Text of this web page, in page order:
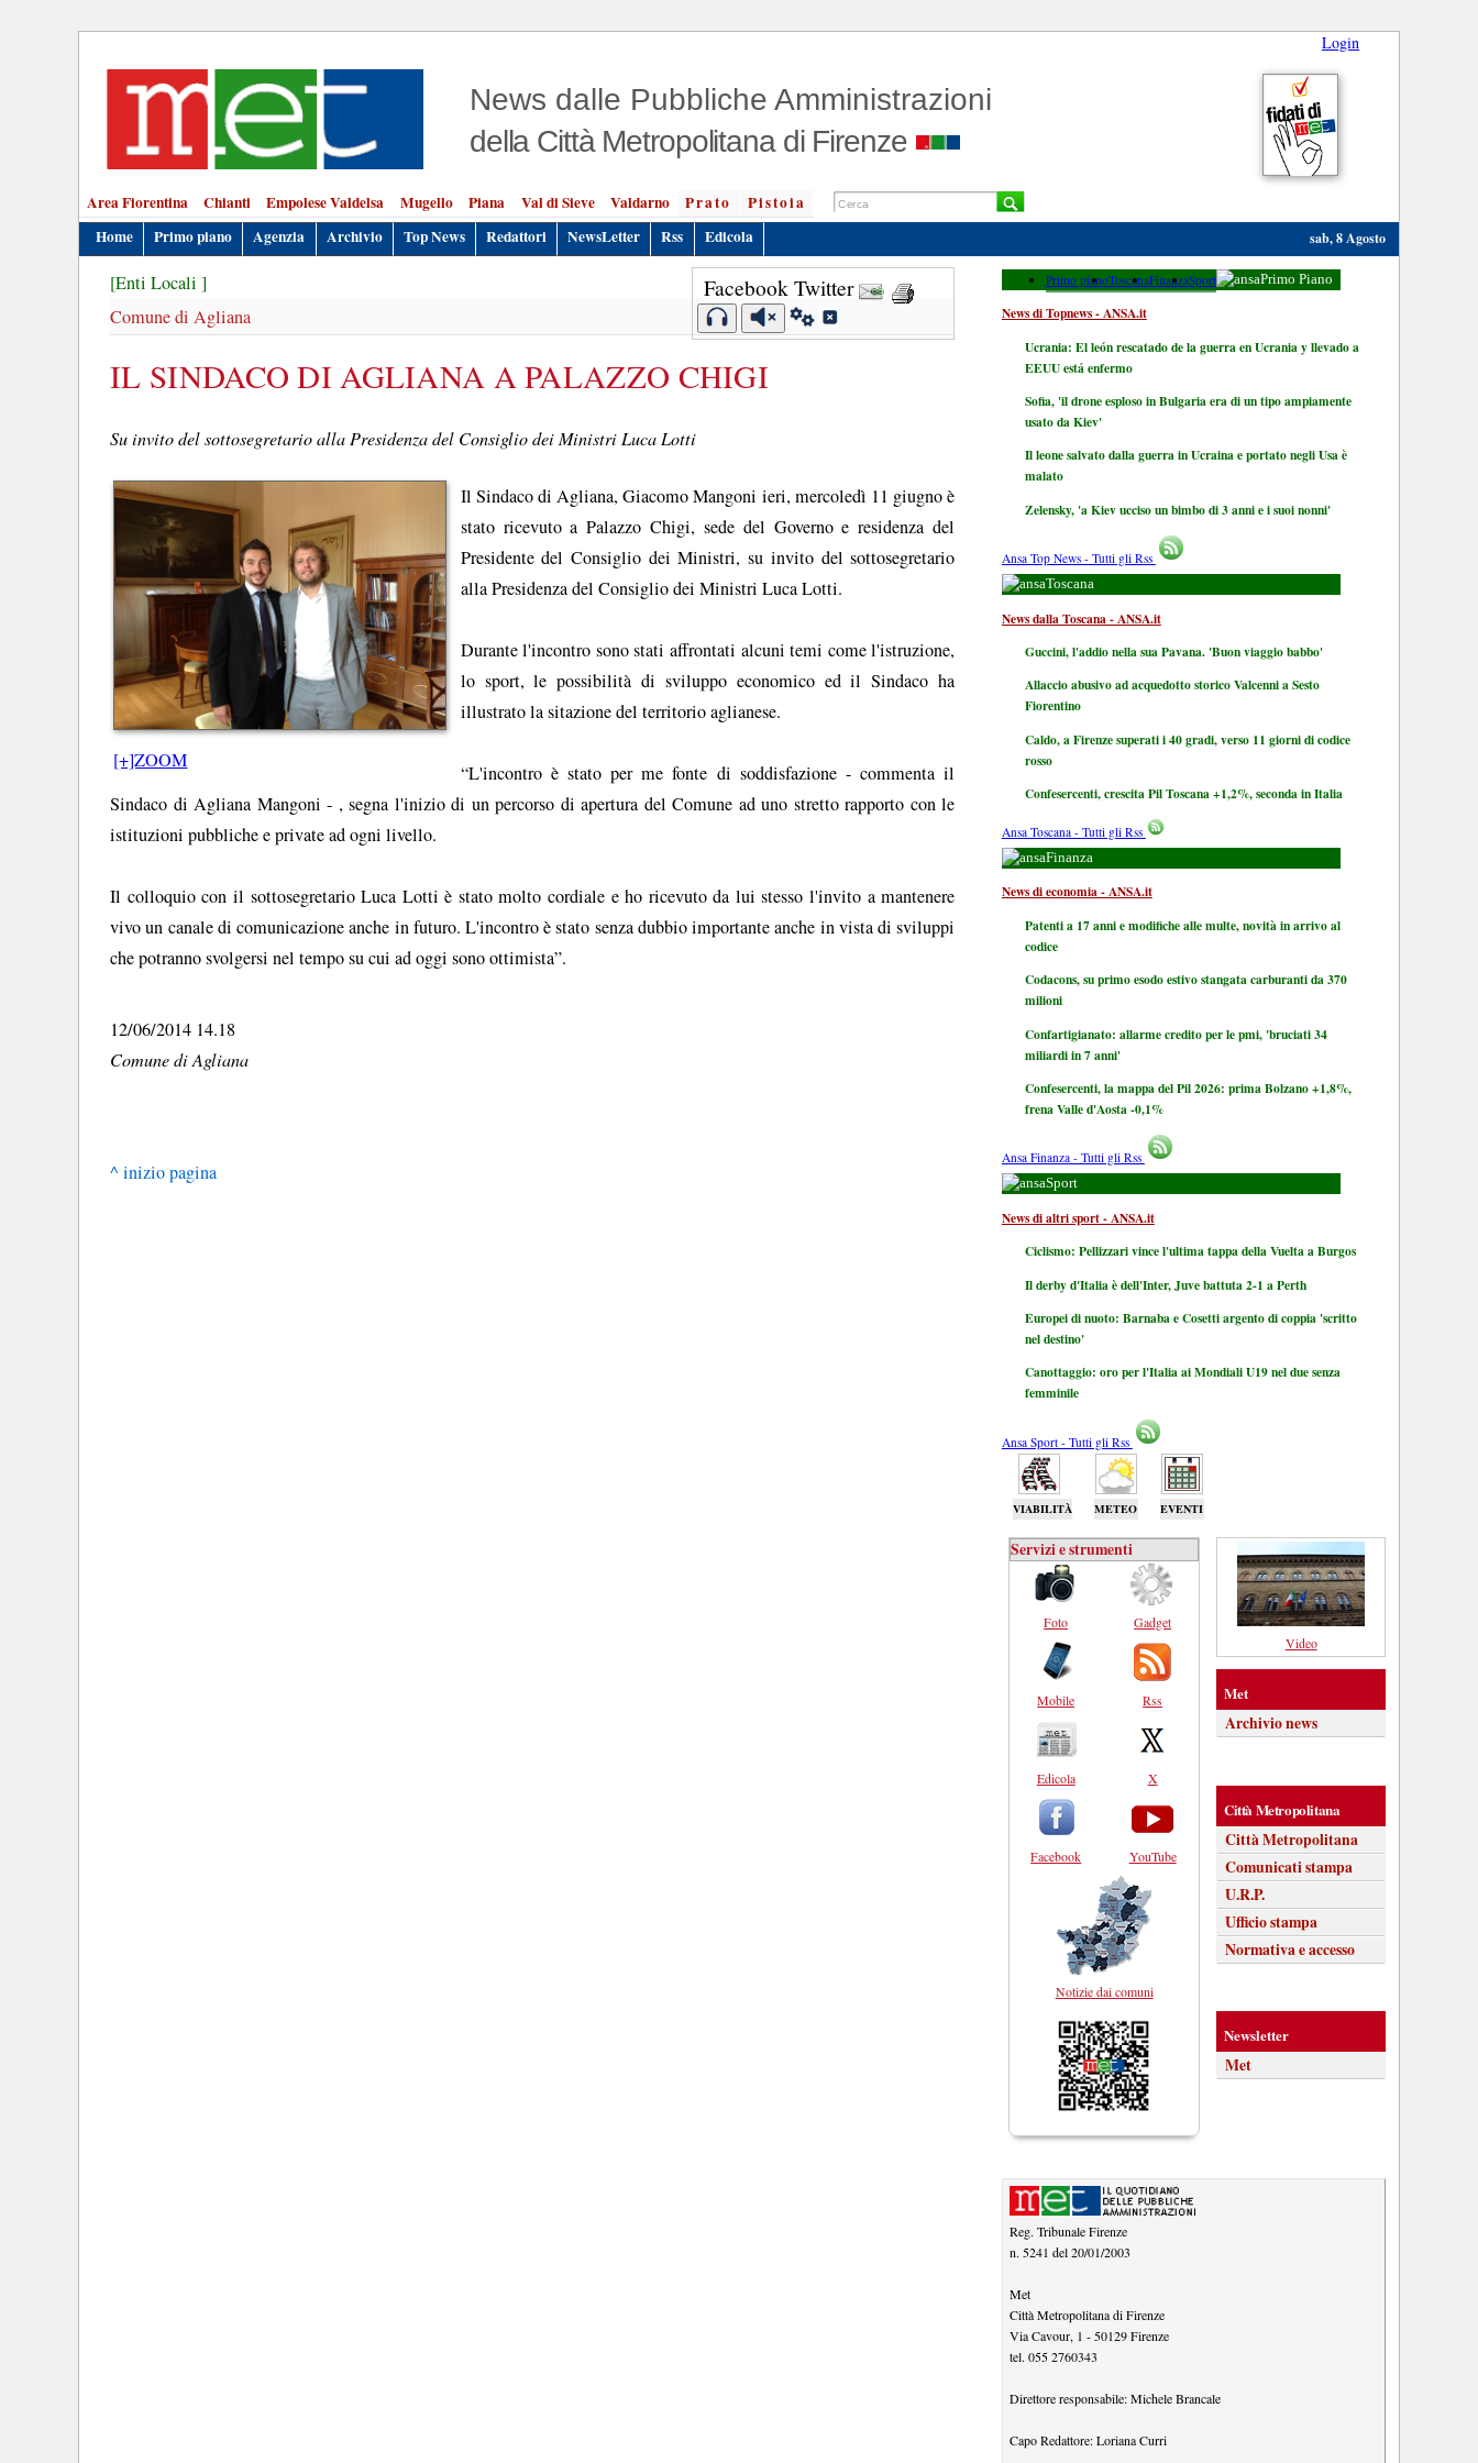
Login
News dalle Pubbliche Amministrazioni
della Città Metropolitana di Firenze
Area Fiorentina Chianti Empolese Valdelsa Mugello Piana Val di Sieve Valdarno Prato
Pistoia
Home
Primo piano Agenzia Archivio Top News Redattori NewsLetter Rss Edicola sab, 8 Agosto
Facebook Twitter
[Enti Locali ]
Comune di Agliana
IL SINDACO DI AGLIANA A PALAZZO CHIGI
Su invito del sottosegretario alla Presidenza del Consiglio dei Ministri Luca Lotti
[+]ZOOM
Il Sindaco di Agliana, Giacomo Mangoni ieri, mercoledì 11 giugno è
stato ricevuto a Palazzo Chigi, sede del Governo e residenza del
Presidente del Consiglio dei Ministri, su invito del sottosegretario
alla Presidenza del Consiglio dei Ministri Luca Lotti.
Durante l'incontro sono stati affrontati alcuni temi come l'istruzione,
lo sport, le possibilità di sviluppo economico ed il Sindaco ha
illustrato la sitazione del territorio aglianese.
“L'incontro è stato per me fonte di soddisfazione - commenta il
Sindaco di Agliana Mangoni - , segna l'inizio di un percorso di apertura del Comune ad uno stretto rapporto con le
istituzioni pubbliche e private ad ogni livello.
Il colloquio con il sottosegretario Luca Lotti è stato molto cordiale e ho ricevuto da lui stesso l'invito a mantenere
vivo un canale di comunicazione anche in futuro. L'incontro è stato senza dubbio importante anche in vista di sviluppi
che potranno svolgersi nel tempo su cui ad oggi sono ottimista”.
12/06/2014 14.18
Comune di Agliana
^ inizio pagina
Primo pianoToscanaFinanzaSport Primo Piano
News di Topnews - ANSA.it
Ucrania: El león rescatado de la guerra en Ucrania y llevado a
EEUU está enfermo
Sofia, 'il drone esploso in Bulgaria era di un tipo ampiamente
usato da Kiev'
Il leone salvato dalla guerra in Ucraina e portato negli Usa è
malato
Zelensky, 'a Kiev ucciso un bimbo di 3 anni e i suoi nonni'
Ansa Top News - Tutti gli Rss
Toscana
News dalla Toscana - ANSA.it
Guccini, l'addio nella sua Pavana. 'Buon viaggio babbo'
Allaccio abusivo ad acquedotto storico Valcenni a Sesto
Fiorentino
Caldo, a Firenze superati i 40 gradi, verso 11 giorni di codice
rosso
Confesercenti, crescita Pil Toscana +1,2%, seconda in Italia
Ansa Toscana - Tutti gli Rss
Finanza
News di economia - ANSA.it
Patenti a 17 anni e modifiche alle multe, novità in arrivo al
codice
Codacons, su primo esodo estivo stangata carburanti da 370
milioni
Confartigianato: allarme credito per le pmi, 'bruciati 34
miliardi in 7 anni'
Confesercenti, la mappa del Pil 2026: prima Bolzano +1,8%,
frena Valle d'Aosta -0,1%
Ansa Finanza - Tutti gli Rss
Sport
News di altri sport - ANSA.it
Ciclismo: Pellizzari vince l'ultima tappa della Vuelta a Burgos
Il derby d'Italia è dell'Inter, Juve battuta 2-1 a Perth
Europei di nuoto: Barnaba e Cosetti argento di coppia 'scritto
nel destino'
Canottaggio: oro per l'Italia ai Mondiali U19 nel due senza
femminile
Ansa Sport - Tutti gli Rss
VIABILITÀ METEO EVENTI
Servizi e strumenti
Foto
Mobile
Edicola
Facebook
Gadget
Rss
X
YouTube
Notizie dai comuni
Video
Met
Archivio news
Città Metropolitana
Città Metropolitana
Comunicati stampa
U.R.P.
Ufficio stampa
Normativa e accesso
Newsletter
Met
Reg. Tribunale Firenze
n. 5241 del 20/01/2003
Met
Città Metropolitana di Firenze
Via Cavour, 1 - 50129 Firenze
tel. 055 2760343
Direttore responsabile:Michele Brancale
Capo Redattore:Loriana Curri